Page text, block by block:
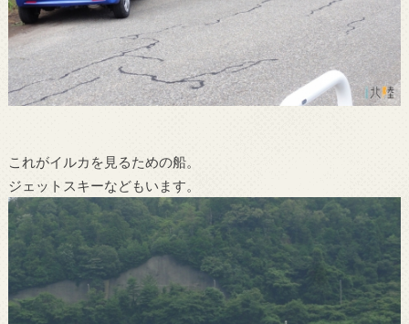
これがイルカを見るための船。
ジェットスキーなどもいます。